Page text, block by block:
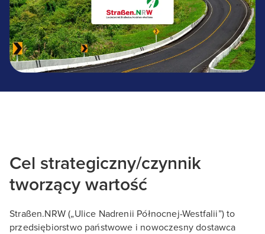
Cel strategiczny/czynnik
tworzący wartość
Straßen.NRW („Ulice Nadrenii Północnej-Westfalii”) to
przedsiębiorstwo państwowe i nowoczesny dostawca